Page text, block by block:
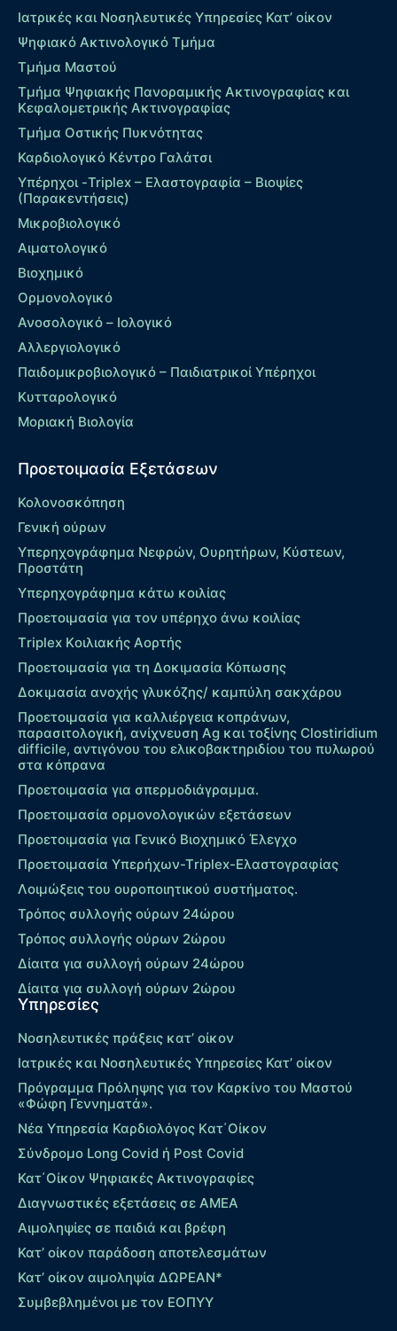
Ιατρικές και Νοσηλευτικές Υπηρεσίες Κατ’ οίκον
Ψηφιακό Ακτινολογικό Τμήμα
Τμήμα Μαστού
Τμήμα Ψηφιακής Πανοραμικής Ακτινογραφίας και
Κεφαλομετρικής Ακτινογραφίας
Τμήμα Οστικής Πυκνότητας
Καρδιολογικό Κέντρο Γαλάτσι
Υπέρηχοι -Triplex – Eλαστογραφία – Βιοψίες
(Παρακεντήσεις)
Μικροβιολογικό
Αιματολογικό
Βιοχημικό
Ορμονολογικό
Ανοσολογικό – Ιολογικό
Αλλεργιολογικό
Παιδομικροβιολογικό – Παιδιατρικοί Υπέρηχοι
Κυτταρολογικό
Μοριακή Βιολογία
Προετοιμασία Εξετάσεων
Κολονοσκόπηση
Γενική ούρων
Υπερηχογράφημα Νεφρών, Ουρητήρων, Κύστεων,
Προστάτη
Υπερηχογράφημα κάτω κοιλίας
Προετοιμασία για τον υπέρηχο άνω κοιλίας
Τriplex Kοιλιακής Αορτής
Προετοιμασία για τη Δοκιμασία Κόπωσης
Δοκιμασία ανοχής γλυκόζης/ καμπύλη σακχάρου
Προετοιμασία για καλλιέργεια κοπράνων,
παρασιτολογική, ανίχνευση Ag και τοξίνης Clostiridium
difficile, αντιγόνου του ελικοβακτηριδίου του πυλωρού
στα κόπρανα
Προετοιμασία για σπερμοδιάγραμμα.
Προετοιμασία ορμονολογικών εξετάσεων
Προετοιμασία για Γενικό Βιοχημικό Έλεγχο
Προετοιμασία Υπερήχων-Τriplex-Ελαστογραφίας
Λοιμώξεις του ουροποιητικού συστήματος.
Τρόπος συλλογής ούρων 24ώρου
Τρόπος συλλογής ούρων 2ώρου
Δίαιτα για συλλογή ούρων 24ώρου
Δίαιτα για συλλογή ούρων 2ώρου
Υπηρεσίες
Νοσηλευτικές πράξεις κατ’ οίκον
Ιατρικές και Νοσηλευτικές Υπηρεσίες Κατ’ οίκον
Πρόγραμμα Πρόληψης για τον Καρκίνο του Μαστού
«Φώφη Γεννηματά».
Νέα Υπηρεσία Καρδιολόγος Kατ΄Οίκον
Σύνδρομο Long Covid ή Post Covid
Κατ΄Οίκον Ψηφιακές Ακτινογραφίες
Διαγνωστικές εξετάσεις σε ΑΜΕΑ
Αιμοληψίες σε παιδιά και βρέφη
Κατ’ οίκον παράδοση αποτελεσμάτων
Κατ’ οίκον αιμοληψία ΔΩΡΕΑΝ*
Συμβεβλημένοι με τον ΕΟΠΥΥ